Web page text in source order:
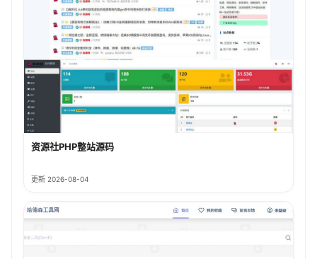
资源社PHP整站源码
更新 2026-08-04